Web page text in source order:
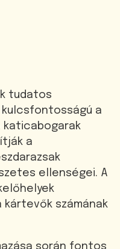
tudatos
a
katicabogarak
a
ellenségei. A
számának
során fontos